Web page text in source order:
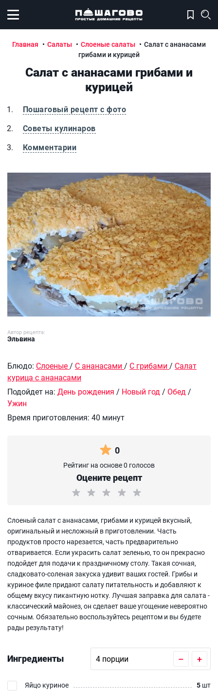
Открыть меню
Главная Салаты Слоеные салаты
Салат с ананасами
грибами и курицей
Салат с ананасами грибами и
курицей
Пошаговый рецепт с фото
Советы кулинаров
Комментарии
Салат с ананасами грибами и курицей
Автор рецепта:
Эльвина
Блюдо: Слоеные / С ананасами / С грибами / Салат
курица с ананасами
Подойдет на: День рождения / Новый год / Обед /
Ужин
Время приготовления: 40 минут
0
Рейтинг на основе 0 голосов
Оцените рецепт
Слоеный салат с ананасами, грибами и курицей вкусный,
оригинальный и несложный в приготовлении. Часть
продуктов просто нарезается, часть предварительно
отваривается. Если украсить салат зеленью, то он прекрасно
подойдет для подачи к праздничному столу. Такая сочная,
сладковато-соленая закуска удивит ваших гостей. Грибы и
куриное филе придают салату питательность и добавляют к
общему вкусу пикантную нотку. Лучшая заправка для салата -
классический майонез, он сделает ваше угощение невероятно
сочным. Обязательно воспользуйтесь рецептом и вы будете
рады результату!
Ингредиенты – +
Яйцо куриное 5 шт